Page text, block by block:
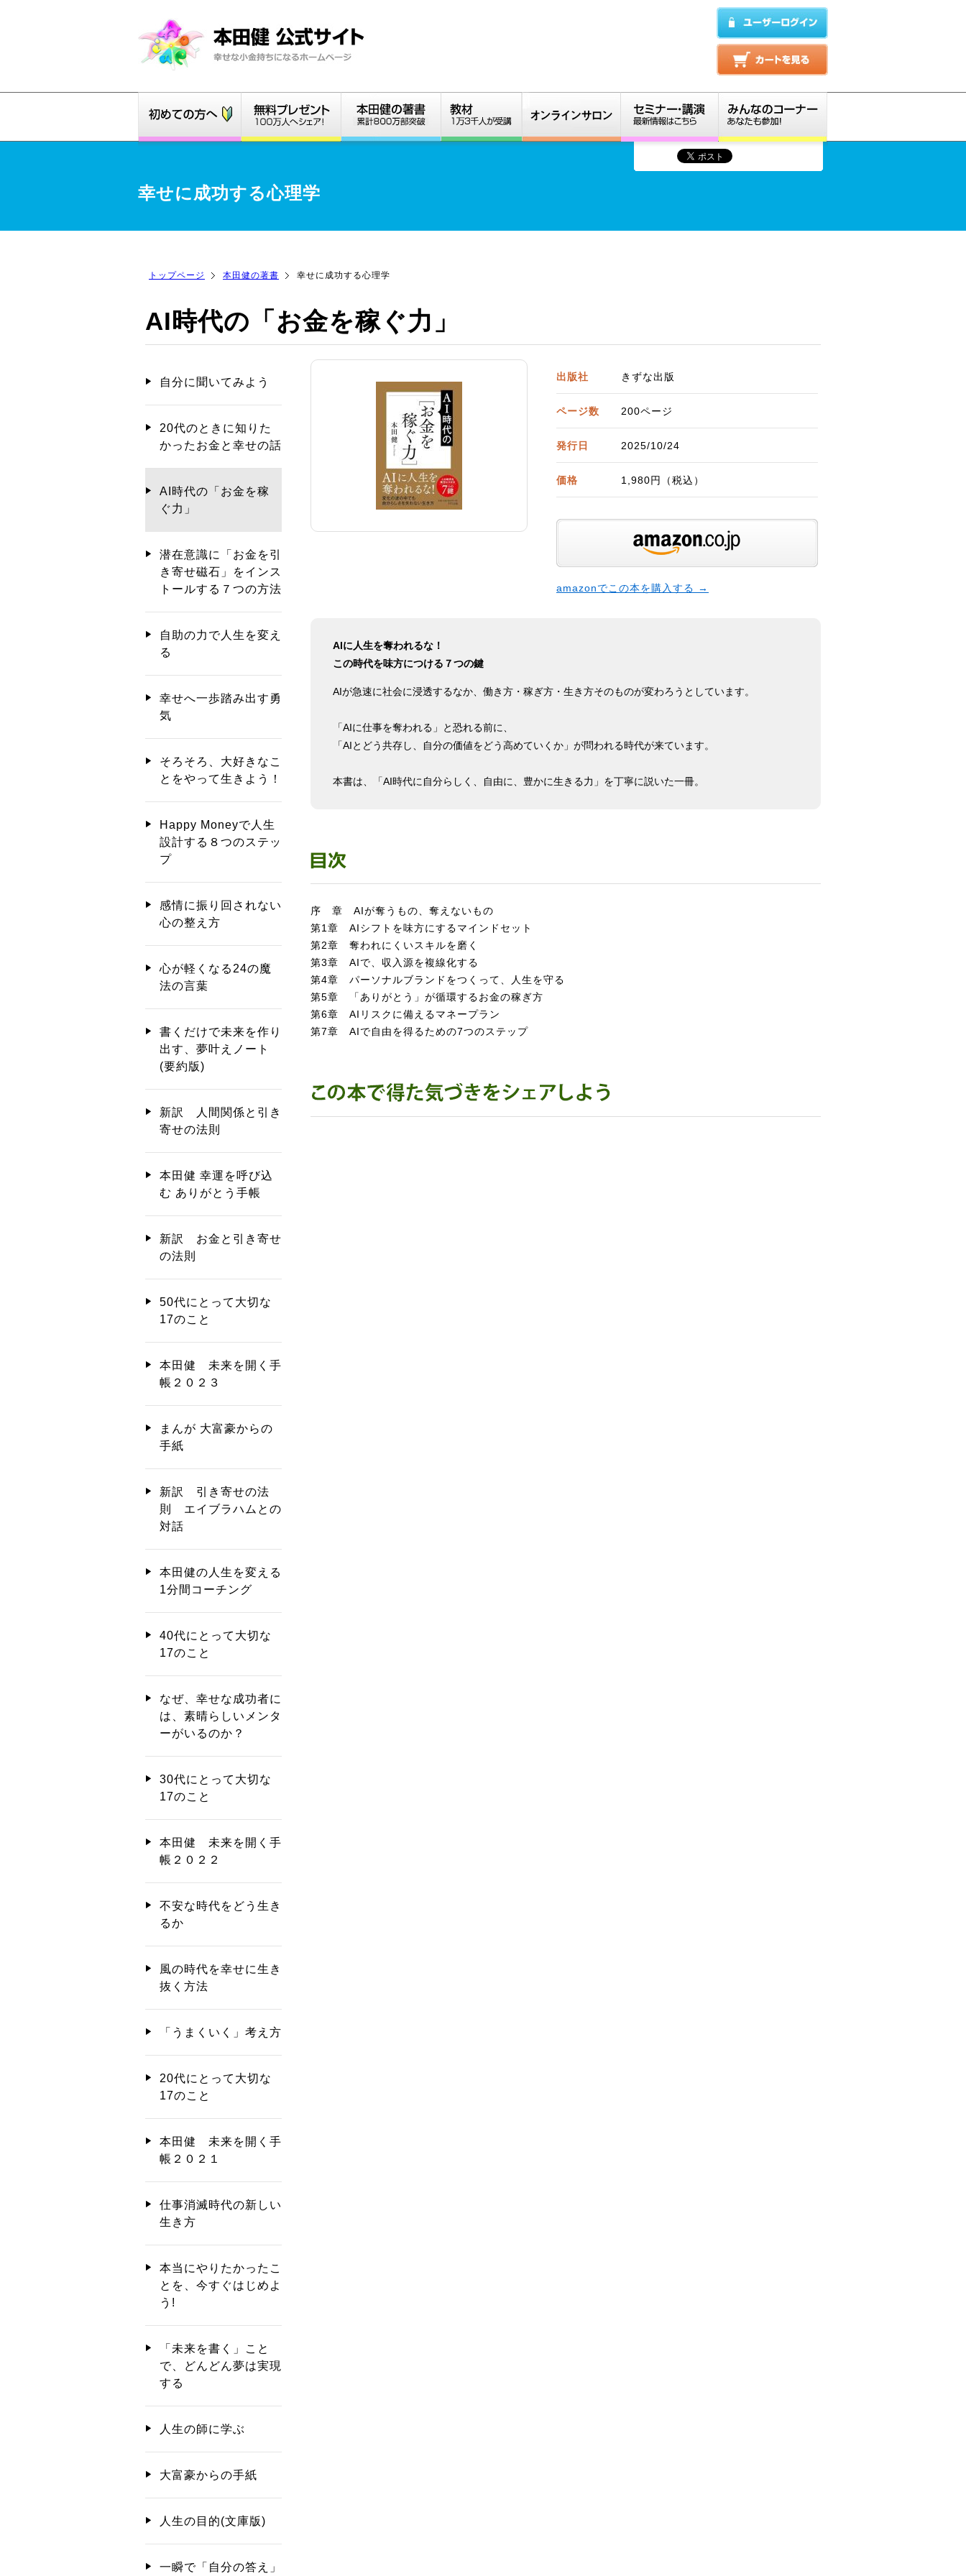
幸せに成功する心理学
トップページ 本田健の著書 幸せに成功する心理学
AI時代の「お金を稼ぐ力」
出版社 きずな出版
ページ数 200ページ
発行日 2025/10/24
価格 1,980円（税込）
amazonでこの本を購入する →
AIに人生を奪われるな！
この時代を味方につける７つの鍵
AIが急速に社会に浸透するなか、働き方・稼ぎ方・生き方そのものが変わろうとしています。
「AIに仕事を奪われる」と恐れる前に、
「AIとどう共存し、自分の価値をどう高めていくか」が問われる時代が来ています。
本書は、「AI時代に自分らしく、自由に、豊かに生きる力」を丁寧に説いた一冊。
序 章 AIが奪うもの、奪えないもの
第1章 AIシフトを味方にするマインドセット
第2章 奪われにくいスキルを磨く
第3章 AIで、収入源を複線化する
第4章 パーソナルブランドをつくって、人生を守る
第5章 「ありがとう」が循環するお金の稼ぎ方
第6章 AIリスクに備えるマネープラン
第7章 AIで自由を得るための7つのステップ
自分に聞いてみよう
20代のときに知りた
かったお金と幸せの話
AI時代の「お金を稼
ぐ力」
潜在意識に「お金を引
き寄せ磁石」をインス
トールする７つの方法
自助の力で人生を変え
る
幸せへ一歩踏み出す勇
気
そろそろ、大好きなこ
とをやって生きよう！
Happy Moneyで人生
設計する８つのステッ
プ
感情に振り回されない
心の整え方
心が軽くなる24の魔
法の言葉
書くだけで未来を作り
出す、夢叶えノート
(要約版)
新訳 人間関係と引き
寄せの法則
本田健 幸運を呼び込
む ありがとう手帳
新訳 お金と引き寄せ
の法則
50代にとって大切な
17のこと
本田健 未来を開く手
帳２０２３
まんが 大富豪からの
手紙
新訳 引き寄せの法
則 エイブラハムとの
対話
本田健の人生を変える
1分間コーチング
40代にとって大切な
17のこと
なぜ、幸せな成功者に
は、素晴らしいメンタ
ーがいるのか？
30代にとって大切な
17のこと
本田健 未来を開く手
帳２０２２
不安な時代をどう生き
るか
風の時代を幸せに生き
抜く方法
「うまくいく」考え方
20代にとって大切な
17のこと
本田健 未来を開く手
帳２０２１
仕事消滅時代の新しい
生き方
本当にやりたかったこ
とを、今すぐはじめよ
う!
「未来を書く」こと
で、どんどん夢は実現
する
人生の師に学ぶ
大富豪からの手紙
人生の目的(文庫版)
一瞬で「自分の答え」